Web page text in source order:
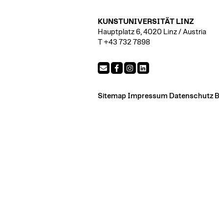
KUNSTUNIVERSITÄT LINZ
Hauptplatz 6, 4020 Linz / Austria
T +43 732 7898
Sitemap Impressum Datenschutz